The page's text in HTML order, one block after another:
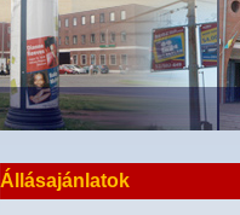
Állásajánlatok